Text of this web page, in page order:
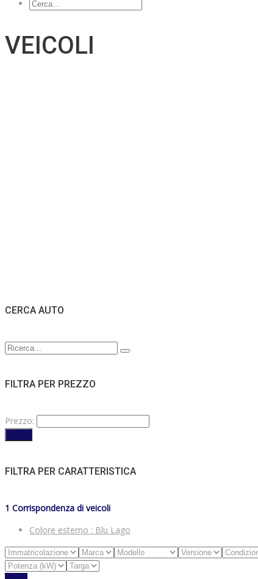
VEICOLI
CERCA AUTO
FILTRA PER PREZZO
Prezzo:
FILTRA PER CARATTERISTICA
1 Corrispondenza di veicoli
Colore esterno : Blu Lago